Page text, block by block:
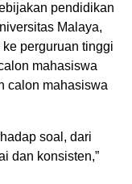
pendidikan
Malaya,
perguruan tinggi
mahasiswa
calon mahasiswa
soal, dari
dan konsisten,”